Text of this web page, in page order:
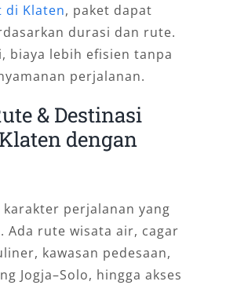
di Klaten, paket dapat
durasi dan rute.
biaya lebih efisien tanpa
perjalanan.
& Destinasi
dengan
perjalanan yang
Ada rute wisata air, cagar
kawasan pedesaan,
Jogja–Solo, hingga akses